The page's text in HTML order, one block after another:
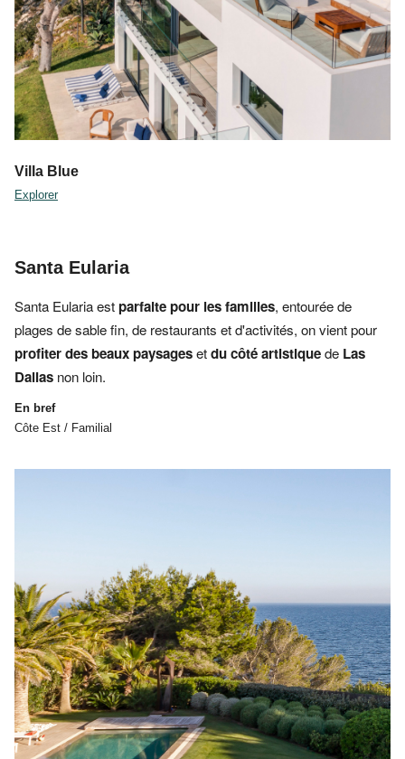
Villa Blue
Explorer
Santa Eularia
Santa Eularia estparfaite pour les familles, entourée de
plages de sable fin, de restaurants et d'activités, on vient pour
profiter des beaux paysagesetdu côté artistiquede Las
Dalias non loin.
En bref
Côte Est / Familial